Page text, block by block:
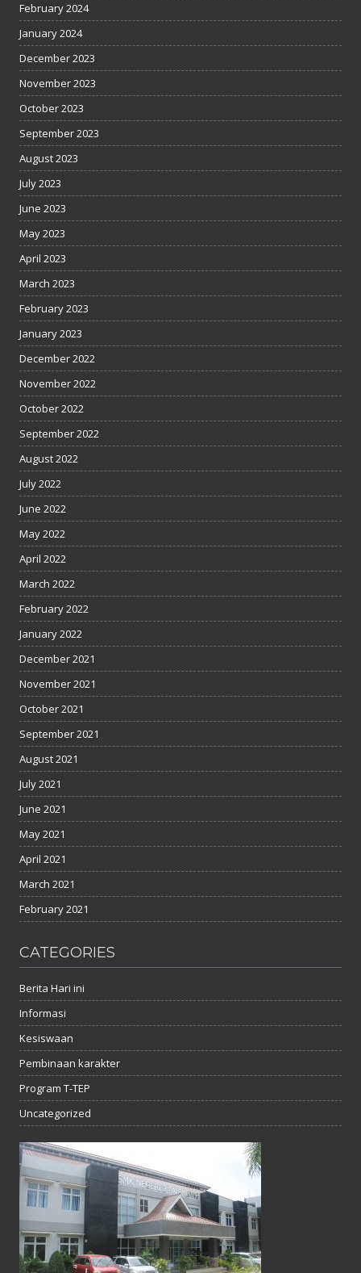
February 2024
January 2024
December 2023
November 2023
October 2023
September 2023
August 2023
July 2023
June 2023
May 2023
April 2023
March 2023
February 2023
January 2023
December 2022
November 2022
October 2022
September 2022
August 2022
July 2022
June 2022
May 2022
April 2022
March 2022
February 2022
January 2022
December 2021
November 2021
October 2021
September 2021
August 2021
July 2021
June 2021
May 2021
April 2021
March 2021
February 2021
CATEGORIES
Berita Hari ini
Informasi
Kesiswaan
Pembinaan karakter
Program T-TEP
Uncategorized